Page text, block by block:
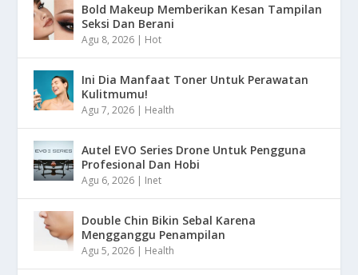
Bold Makeup Memberikan Kesan Tampilan
Seksi Dan Berani
Agu 8, 2026 | Hot
Ini Dia Manfaat Toner Untuk Perawatan
Kulitmumu!
Agu 7, 2026 | Health
Autel EVO Series Drone Untuk Pengguna
Profesional Dan Hobi
Agu 6, 2026 | Inet
Double Chin Bikin Sebal Karena
Mengganggu Penampilan
Agu 5, 2026 | Health